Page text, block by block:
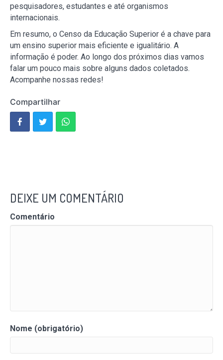
pesquisadores, estudantes e até organismos
internacionais.
Em resumo, o Censo da Educação Superior é a chave para
um ensino superior mais eficiente e igualitário. A
informação é poder. Ao longo dos próximos dias vamos
falar um pouco mais sobre alguns dados coletados.
Acompanhe nossas redes!
Compartilhar
DEIXE UM COMENTÁRIO
Comentário
Nome (obrigatório)